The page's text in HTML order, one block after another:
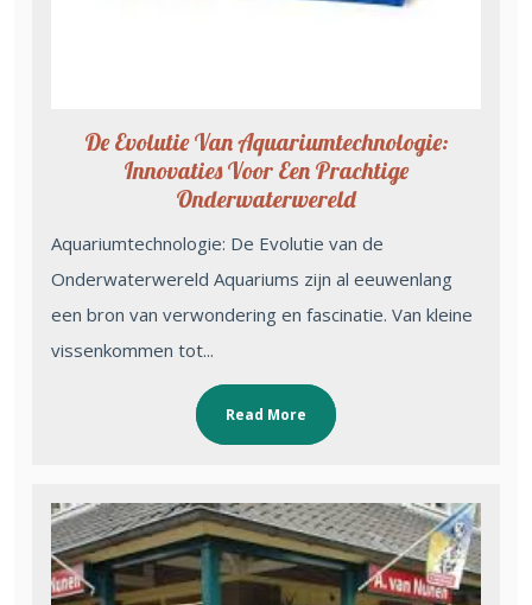
De Evolutie Van Aquariumtechnologie:
Innovaties Voor Een Prachtige
Onderwaterwereld
Aquariumtechnologie: De Evolutie van de
Onderwaterwereld Aquariums zijn al eeuwenlang
een bron van verwondering en fascinatie. Van kleine
vissenkommen tot...
Read More